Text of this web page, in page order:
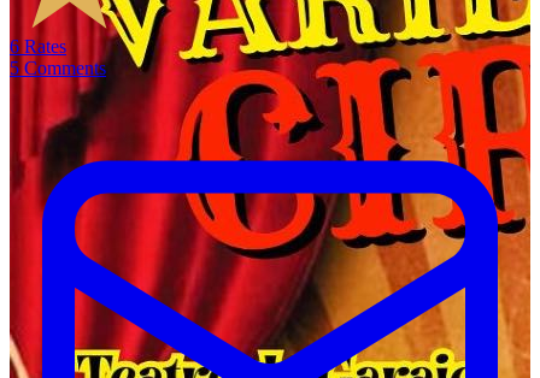
6 Rates
5 Comments